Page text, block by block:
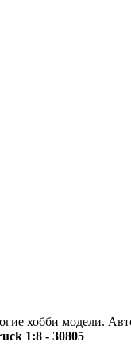
хобби модели.
1:8 - 30805